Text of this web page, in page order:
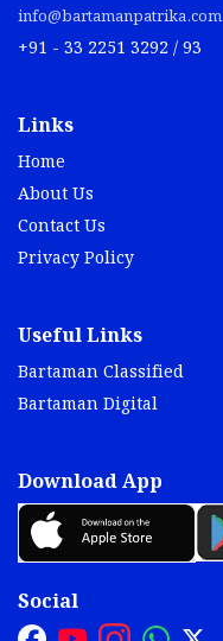
info@bartamanpatrika.com
+91 - 33 2251 3292 / 93
Links
Home
About Us
Contact Us
Privacy Policy
Useful Links
Bartaman Classified
Bartaman Digital
Download App
Social